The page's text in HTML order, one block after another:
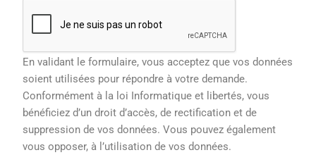
En validant le formulaire, vous acceptez que vos données
soient utilisées pour répondre à votre demande.
Conformément à la loi Informatique et libertés, vous
bénéficiez d’un droit d’accès, de rectification et de
suppression de vos données. Vous pouvez également
vous opposer, à l’utilisation de vos données.